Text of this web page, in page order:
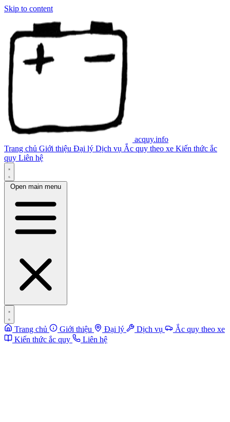
Skip to content
acquy.info
Trang chủ Giới thiệu Đại lý Dịch vụ Ắc quy theo xe Kiến thức ắc
quy Liên hệ
Open main menu
Trang chủ Giới thiệu Đại lý Dịch vụ
Ắc quy theo xe
Kiến thức ắc quy
Liên hệ